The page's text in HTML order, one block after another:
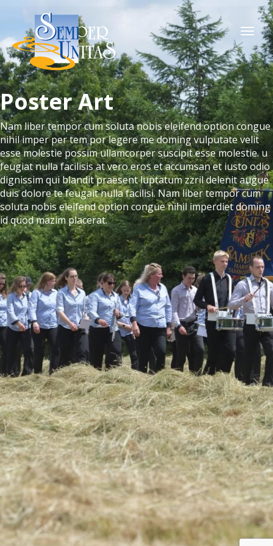
Poster Art
Nam liber tempor cum soluta nobis eleifend option congue
nihil imper per tem por legere me doming vulputate velit
esse molestie possim ullamcorper suscipit esse molestie. u
feugiat nulla facilisis at vero eros et accumsan et iusto odio
dignissim qui blandit praesent luptatum zzril delenit augue
duis dolore te feugait nulla facilisi. Nam liber tempor cum
soluta nobis eleifend option congue nihil imperdiet doming
id quod mazim placerat.